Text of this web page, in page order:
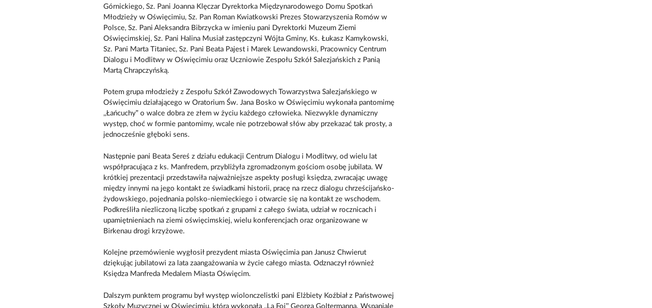
Górnickiego, Sz. Pani Joanna Klęczar Dyrektorka Międzynarodowego Domu Spotkań
Młodzieży w Oświęcimiu, Sz. Pan Roman Kwiatkowski Prezes Stowarzyszenia Romów w
Polsce, Sz. Pani Aleksandra Bibrzycka w imieniu pani Dyrektorki Muzeum Ziemi
Oświęcimskiej, Sz. Pani Halina Musiał zastępczyni Wójta Gminy, Ks. Łukasz Kamykowski,
Sz. Pani Marta Titaniec, Sz. Pani Beata Pajest i Marek Lewandowski, Pracownicy Centrum
Dialogu i Modlitwy w Oświęcimiu oraz Uczniowie Zespołu Szkół Salezjańskich z Panią
Martą Chrapczyńską.
Potem grupa młodzieży z Zespołu Szkół Zawodowych Towarzystwa Salezjańskiego w
Oświęcimiu działającego w Oratorium Św. Jana Bosko w Oświęcimiu wykonała pantomimę
,,Łańcuchy” o walce dobra ze złem w życiu każdego człowieka. Niezwykle dynamiczny
występ, choć w formie pantomimy, wcale nie potrzebował słów aby przekazać tak prosty, a
jednocześnie głęboki sens.
Następnie pani Beata Sereś z działu edukacji Centrum Dialogu i Modlitwy, od wielu lat
współpracująca z ks. Manfredem, przybliżyła zgromadzonym gościom osobę jubilata. W
krótkiej prezentacji przedstawiła najważniejsze aspekty posługi księdza, zwracając uwagę
między innymi na jego kontakt ze świadkami historii, pracę na rzecz dialogu chrześcijańsko-
żydowskiego, pojednania polsko-niemieckiego i otwarcie się na kontakt ze wschodem.
Podkreśliła niezliczoną liczbę spotkań z grupami z całego świata, udział w rocznicach i
upamiętnieniach na ziemi oświęcimskiej, wielu konferencjach oraz organizowane w
Birkenau drogi krzyżowe.
Kolejne przemówienie wygłosił prezydent miasta Oświęcimia pan Janusz Chwierut
dziękując jubilatowi za lata zaangażowania w życie całego miasta. Odznaczył również
Księdza Manfreda Medalem Miasta Oświęcim.
Dalszym punktem programu był występ wiolonczelistki pani Elżbiety Koźbiał z Państwowej
Szkoły Muzycznej w Oświęcimiu, która wykonała ,,La Foi’’ Georga Goltermanna. Wspaniale